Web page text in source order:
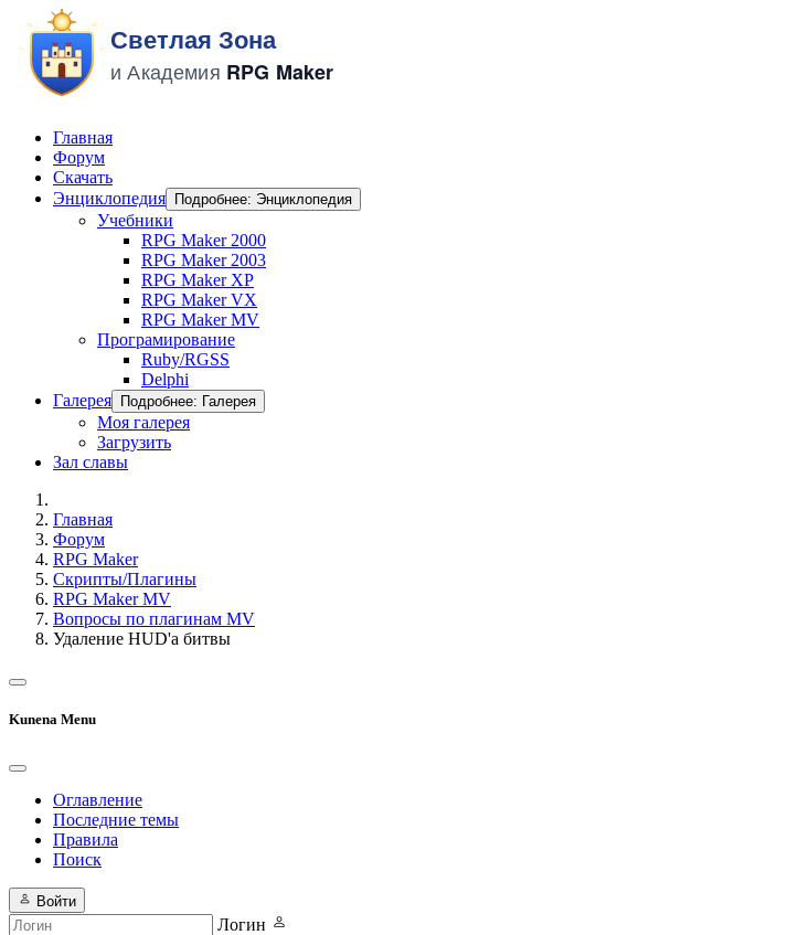
Главная
Форум
Скачать
Энциклопедия
Подробнее: Энциклопедия
Учебники
RPG Maker 2000
RPG Maker 2003
RPG Maker XP
RPG Maker VX
RPG Maker MV
Програмирование
Ruby/RGSS
Delphi
Галерея
Подробнее: Галерея
Моя галерея
Загрузить
Зал славы
Главная
Форум
RPG Maker
Скрипты/Плагины
RPG Maker MV
Вопросы по плагинам MV
Удаление HUD'а битвы
Kunena Menu
Оглавление
Последние темы
Правила
Поиск
Войти
Логин